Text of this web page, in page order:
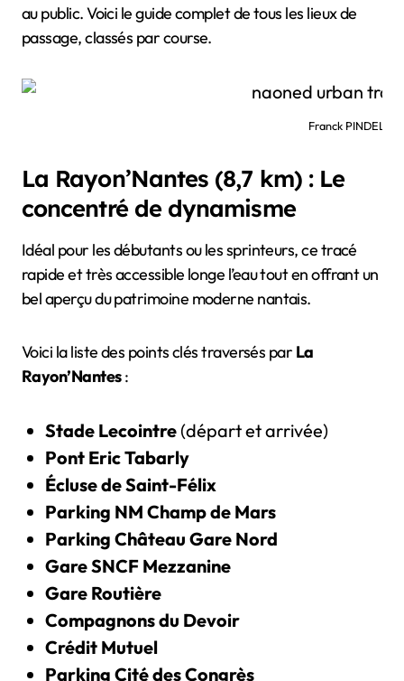
au public. Voici le guide complet de tous les lieux de
passage, classés par course.
Franck PINDELER
La Rayon’Nantes (8,7 km) : Le
concentré de dynamisme
Idéal pour les débutants ou les sprinteurs, ce tracé
rapide et très accessible longe l’eau tout en offrant un
bel aperçu du patrimoine moderne nantais.
Voici la liste des points clés traversés par La
Rayon’Nantes:
Stade Lecointre(départ et arrivée)
Pont Eric Tabarly
Écluse de Saint-Félix
Parking NM Champ de Mars
Parking Château Gare Nord
Gare SNCF Mezzanine
Gare Routière
Compagnons du Devoir
Crédit Mutuel
Parking Cité des Congrès